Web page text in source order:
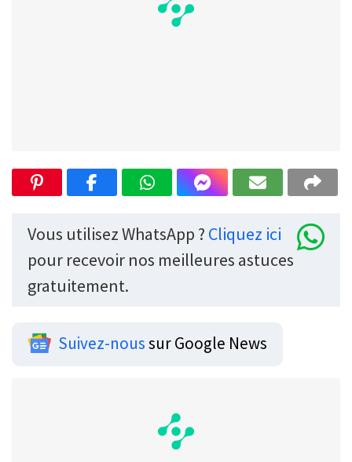
Vous utilisez WhatsApp ? Cliquez ici
pour recevoir nos meilleures astuces
gratuitement.
Suivez-noussur Google News